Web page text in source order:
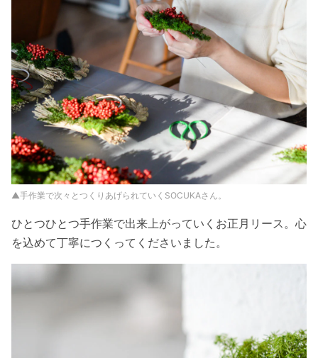
▲手作業で次々とつくりあげられていくSOCUKAさん。
ひとつひとつ手作業で出来上がっていくお正月リース。心
を込めて丁寧につくってくださいました。